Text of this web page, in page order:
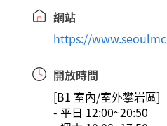
網站
https://
開放時間
[B1 室內/室外攀岩區]
- 平日 12:00~20:50